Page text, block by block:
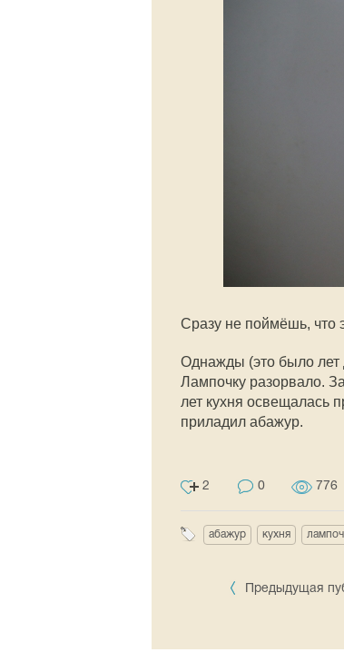
Сразу не поймёшь, что
Однажды (это было лет
Лампочку разорвало.
лет кухня освещалась
приладил абажур.
2 0 776
абажур кухня
Предыдущая